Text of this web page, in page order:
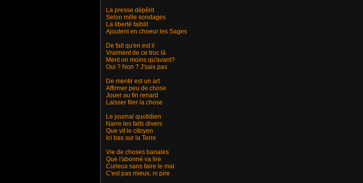
La presse dépêrit
Selon mille sondages
La liberté faiblit
Ajoutent en choeur les Sages
De fait qu'en est il
Vraiment de ce truc là
Ment on moins qu'avant?
Oui ? Non ? J'sais pas
De mentir est un art
Affirmer peu de chose
Jouer au fin renard
Laisser filer la chose
Le journal quotidien
Narre les faits divers
Que vit le citoyen
Ici bas sur la Terre
Vie de choses banales
Que l'abonné va lire
Curieux sans faire le mal
C'est pas mieux, ni pire